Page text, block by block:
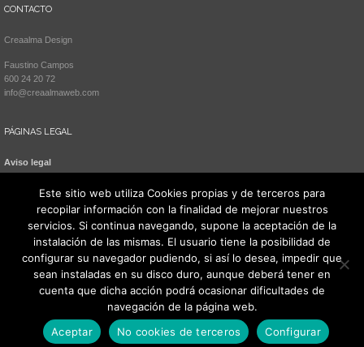
CONTACTO
Creaalma Design
Faustino Campos
600 24 20 72
info@creaalmaweb.com
PÁGINAS LEGAL
Aviso legal
Política de cookies
Todos los derechos reservados 2021. Creaalma Design
Este sitio web utiliza Cookies propias y de terceros para
recopilar información con la finalidad de mejorar nuestros
servicios. Si continua navegando, supone la aceptación de la
instalación de las mismas. El usuario tiene la posibilidad de
configurar su navegador pudiendo, si así lo desea, impedir que
sean instaladas en su disco duro, aunque deberá tener en
cuenta que dicha acción podrá ocasionar dificultades de
navegación de la página web.
Aceptar
No cookies de terceros Configurar